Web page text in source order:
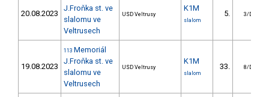
20.08.2023
J.Froňka st. ve
slalomu ve
Veltrusech
USD Veltrusy
K1M
slalom
5. 3/DS
19.08.2023
113 Memoriál
J.Froňka st. ve
slalomu ve
Veltrusech
USD Veltrusy
K1M
slalom
33. 8/DS